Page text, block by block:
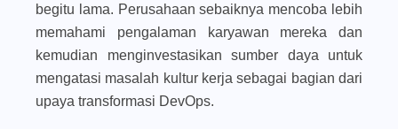
begitu lama. Perusahaan sebaiknya mencoba lebih
memahami pengalaman karyawan mereka dan
kemudian menginvestasikan sumber daya untuk
mengatasi masalah kultur kerja sebagai bagian dari
upaya transformasi DevOps.